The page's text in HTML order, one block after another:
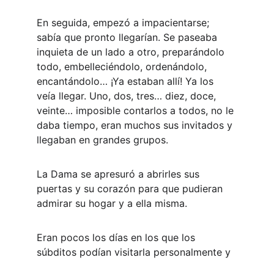
En seguida, empezó a impacientarse;
sabía que pronto llegarían. Se paseaba
inquieta de un lado a otro, preparándolo
todo, embelleciéndolo, ordenándolo,
encantándolo… ¡Ya estaban allí! Ya los
veía llegar. Uno, dos, tres… diez, doce,
veinte… imposible contarlos a todos, no le
daba tiempo, eran muchos sus invitados y
llegaban en grandes grupos.
La Dama se apresuró a abrirles sus
puertas y su corazón para que pudieran
admirar su hogar y a ella misma.
Eran pocos los días en los que los
súbditos podían visitarla personalmente y